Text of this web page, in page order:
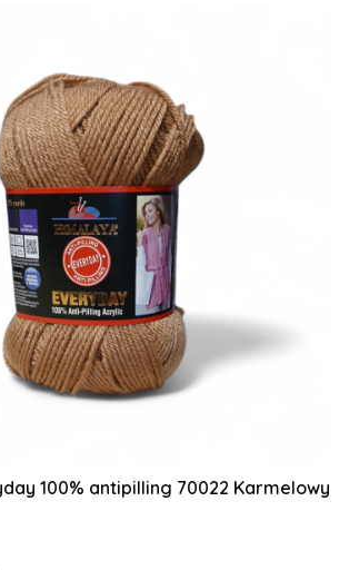
100% antipilling 70022 Karmelowy